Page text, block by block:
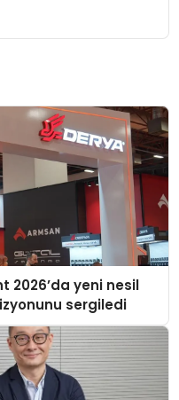
2026’da yeni nesil
sergiledi